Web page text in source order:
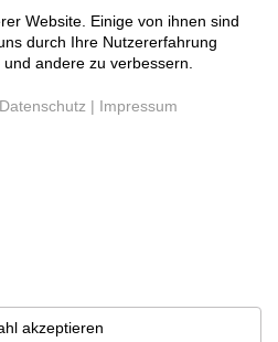
+ Klang ...
Website. Einige von ihnen sind
durch Ihre Nutzererfahrung
andere zu verbessern.
Datenschutz | Impressum
akzeptieren